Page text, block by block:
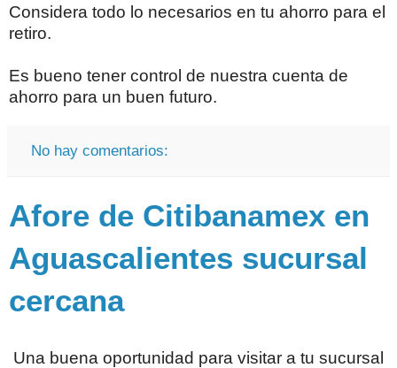
Considera todo lo necesarios en tu ahorro para el
retiro.
Es bueno tener control de nuestra cuenta de
ahorro para un buen futuro.
No hay comentarios:
Afore de Citibanamex en
Aguascalientes sucursal
cercana
Una buena oportunidad para visitar a tu sucursal